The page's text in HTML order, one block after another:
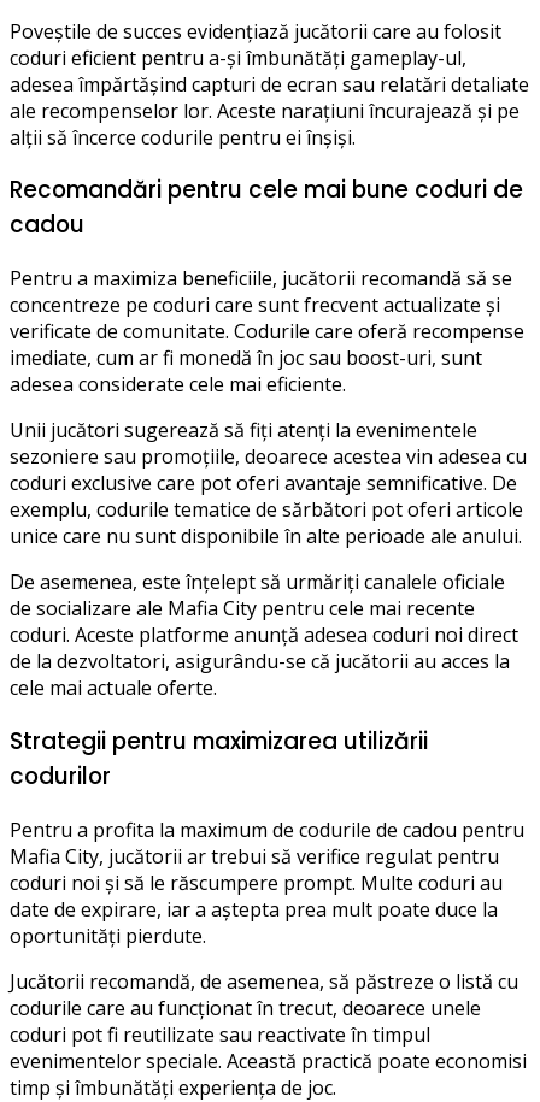
Poveștile de succes evidențiază jucătorii care au folosit
coduri eficient pentru a-și îmbunătăți gameplay-ul,
adesea împărtășind capturi de ecran sau relatări detaliate
ale recompenselor lor. Aceste narațiuni încurajează și pe
alții să încerce codurile pentru ei înșiși.
Recomandări pentru cele mai bune coduri de
cadou
Pentru a maximiza beneficiile, jucătorii recomandă să se
concentreze pe coduri care sunt frecvent actualizate și
verificate de comunitate. Codurile care oferă recompense
imediate, cum ar fi monedă în joc sau boost-uri, sunt
adesea considerate cele mai eficiente.
Unii jucători sugerează să fiți atenți la evenimentele
sezoniere sau promoțiile, deoarece acestea vin adesea cu
coduri exclusive care pot oferi avantaje semnificative. De
exemplu, codurile tematice de sărbători pot oferi articole
unice care nu sunt disponibile în alte perioade ale anului.
De asemenea, este înțelept să urmăriți canalele oficiale
de socializare ale Mafia City pentru cele mai recente
coduri. Aceste platforme anunță adesea coduri noi direct
de la dezvoltatori, asigurându-se că jucătorii au acces la
cele mai actuale oferte.
Strategii pentru maximizarea utilizării
codurilor
Pentru a profita la maximum de codurile de cadou pentru
Mafia City, jucătorii ar trebui să verifice regulat pentru
coduri noi și să le răscumpere prompt. Multe coduri au
date de expirare, iar a aștepta prea mult poate duce la
oportunități pierdute.
Jucătorii recomandă, de asemenea, să păstreze o listă cu
codurile care au funcționat în trecut, deoarece unele
coduri pot fi reutilizate sau reactivate în timpul
evenimentelor speciale. Această practică poate economisi
timp și îmbunătăți experiența de joc.